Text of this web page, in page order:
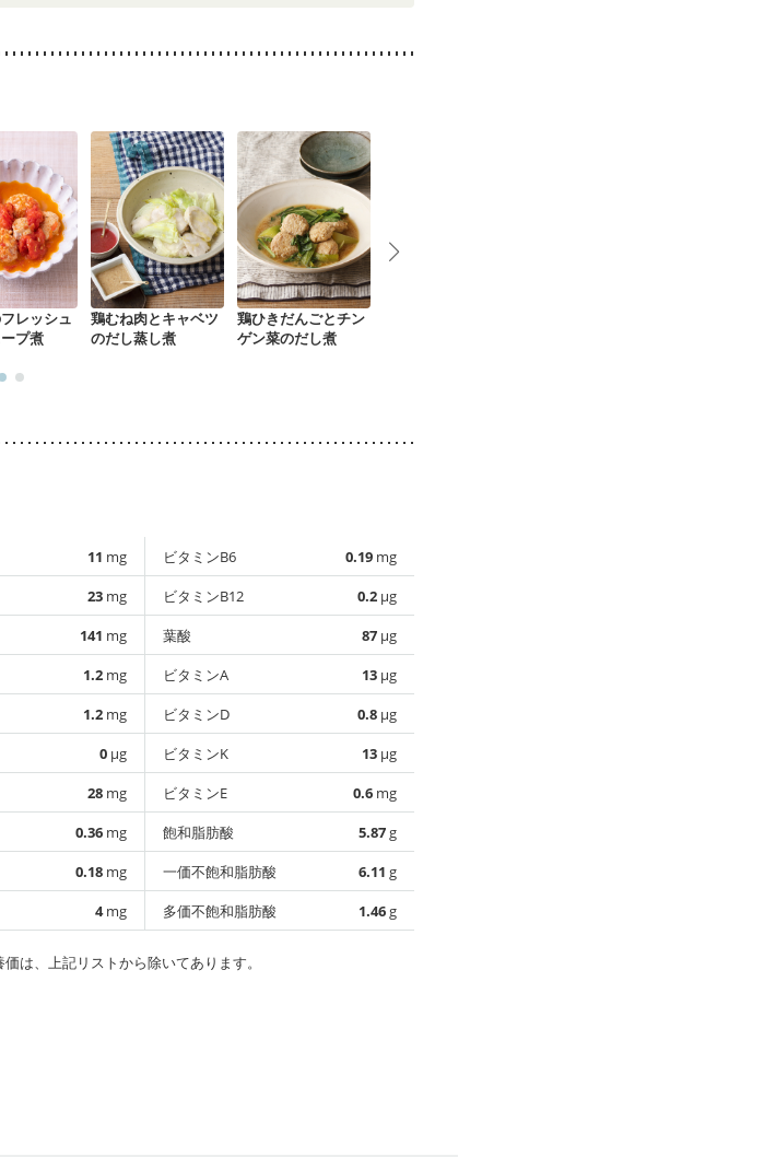
レッシュ
プ煮
鶏むね肉とキャベツ
のだし蒸し煮
鶏ひきだんごとチン
ゲン菜のだし煮
11 mg
23 mg
141 mg
1.2 mg
1.2 mg
0 µg
28 mg
0.36 mg
0.18 mg
4mg
ビタミンB6 0.19 mg
ビタミンB12
0.2 µg
葉酸
87 µg
ビタミンA
13 µg
ビタミンD
0.8 µg
ビタミンK
13 µg
ビタミンE
0.6 mg
飽和脂肪酸
5.87g
一価不飽和脂肪酸
6.11 g
多価不飽和脂肪酸
1.46g
は、上記リストから除いてあります。